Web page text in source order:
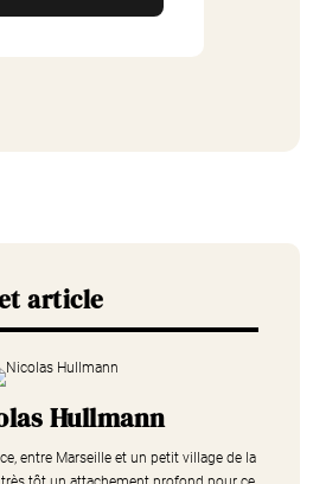
article
Hullmann
entre Marseille et un petit village de la